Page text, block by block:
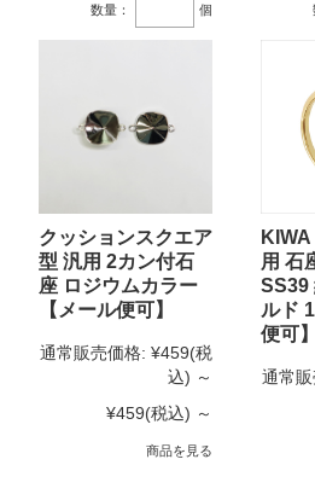
数量： 個
クッションスクエア
型 汎用 2カン付石
座 ロジウムカラー
【メール便可】
通常販売価格: ¥459(税
込) ～
¥459(税込) ～
商品を見る
用 石
SS39
ルド
便可】
通常